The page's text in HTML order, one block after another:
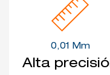
0,01 Mm
Alta